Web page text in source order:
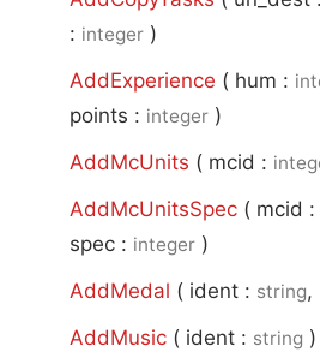
: integer )
AddExperience ( hum :
points : integer )
AddMcUnits ( mcid :
AddMcUnitsSpec ( mcid :
spec : integer )
AddMedal ( ident : string,
AddMusic ( ident : string )